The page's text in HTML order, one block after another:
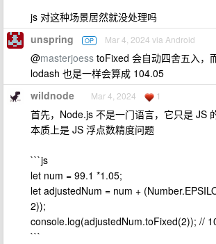
js 对这种场景居然就没处理吗
unspring OP Mar 4, 2024 via Android
@masterjoess toFixed 会自动四舍五入，
lodash 也是一样会算成 104.05
wildnode Mar 4, 2024 1
首先，Node.js 不是一门语言，它只是 JS
本质上是 JS 浮点数精度问题
```js
let num = 99.1 *1.05;
let adjustedNum = num +
2));
console.log(adjustedNum.toFixed(2)); //
```